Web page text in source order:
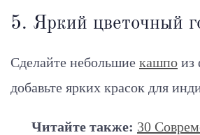
5. Яркий цветочный
Сделайте небольшие кашпо из
добавьте ярких красок для
Читайте также: 30